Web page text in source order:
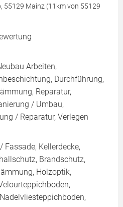
55129 Mainz (11km von 55129
Arbeiten,
Durchführung,
Reparatur,
/ Umbau,
/ Reparatur, Verlegen
Fassade, Kellerdecke,
Brandschutz,
Holzoptik,